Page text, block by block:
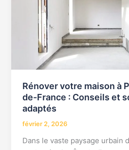
Rénover votre maison à
de-France : Conseils et
adaptés
février 2, 2026
Dans le vaste paysage urbain
France
et
solutions
adaptés